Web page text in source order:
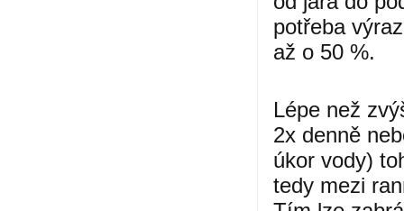
potřeba
až o 50 %.
Lépe než
2x denně
úkor vody)
tedy mezi